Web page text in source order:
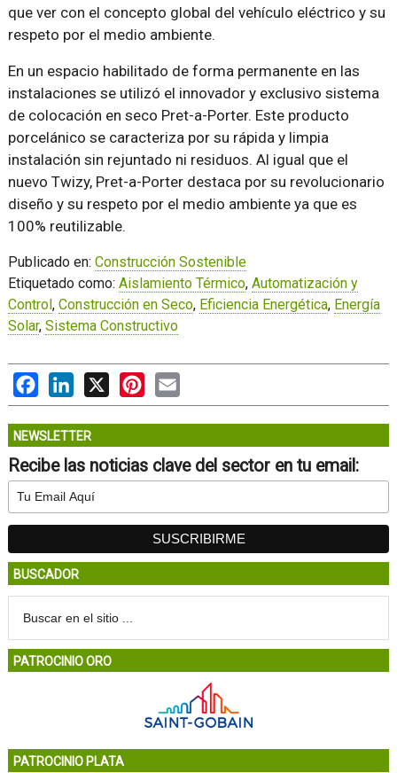
que ver con el concepto global del vehículo eléctrico y su
respeto por el medio ambiente.
En un espacio habilitado de forma permanente en las
instalaciones se utilizó el innovador y exclusivo sistema
de colocación en seco Pret-a-Porter. Este producto
porcelánico se caracteriza por su rápida y limpia
instalación sin rejuntado ni residuos. Al igual que el
nuevo Twizy, Pret-a-Porter destaca por su revolucionario
diseño y su respeto por el medio ambiente ya que es
100% reutilizable.
Publicado en: Construcción Sostenible
Etiquetado como: Aislamiento Térmico, Automatización y
Control, Construcción en Seco, Eficiencia Energética, Energía
Solar, Sistema Constructivo
FacebookLinkedIn
X PinterestEmail
NEWSLETTER
Recibe las noticias clave del sector en tu email:
BUSCADOR
PATROCINIO ORO
PATROCINIO PLATA